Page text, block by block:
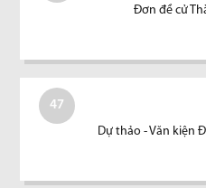
Đơn đề cử
47
Dự thảo - Văn kiện